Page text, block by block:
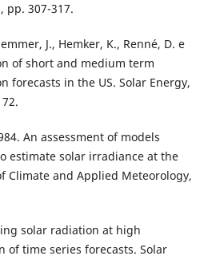
pp. 307-317.
J., Hemker, K., Renné, D. e
of short and medium term
forecasts in the US. Solar Energy,
An assessment of models
estimate solar irradiance at the
Climate and Applied Meteorology,
solar radiation at high
of time series forecasts. Solar